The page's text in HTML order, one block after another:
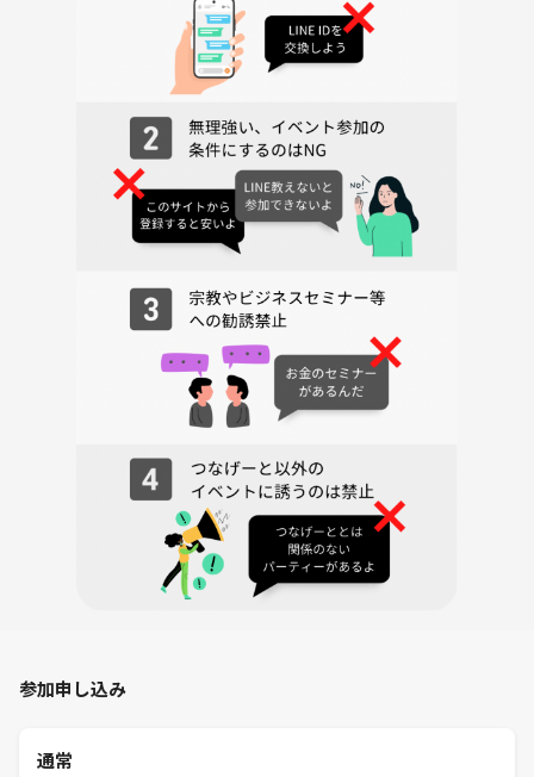
◯参加費：ランステーション利用料 1,000円
✱ランニングステーションの利用はせず、コインロッカーの利用でもOK
竹橋駅のコインロッカーをご利用ください。
◯持ち物：着替え・スニーカー・飲み物・タオル
・タオル、スニーカーの貸し出しはありますが有料となります。
・他の方が嫌がる行為、しつこい勧誘などNGです。
・遅刻・欠席の場合は、必ず事前にご連絡をお願いします。
当日ご連絡がない方がいて、出発時間の遅れにつながります…😢
・集合時にスムーズに合流できるよう、お名前を事前に伺えたら嬉しい
加ができればと思います。
・小雨（傘が不要な程度）なら開催予定です。
開催可否は当日12:00までに判断いたします。
当日お会いできるのを楽しみにしています！
参加申し込み
通常